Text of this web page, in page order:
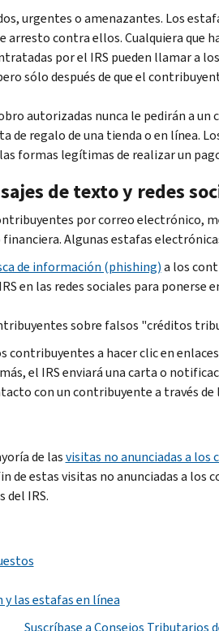
urgentes o amenazantes. Los
arresto contra ellos. Cualquiera que
por el IRS pueden llamar a
sólo después de que el
autorizadas nunca le pedirán a
de regalo de una tienda o en línea.
formas legítimas de realizar un
de texto y redes
por correo electrónico,
Algunas estafas
de información (phishing)a los
en las redes sociales para
sobre falsos "créditos
contribuyentes a hacer clic en
el IRS enviará una carta o
con un contribuyente a través de
de lasvisitas no anunciadas a
de estas visitas no anunciadas a
del IRS.
las estafas en línea
Suscríbase a Consejos Tributarios